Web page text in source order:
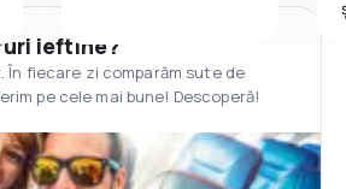
ieftine?
În fiecare zi comparăm sute de
pe cele mai bune! Descoperă!